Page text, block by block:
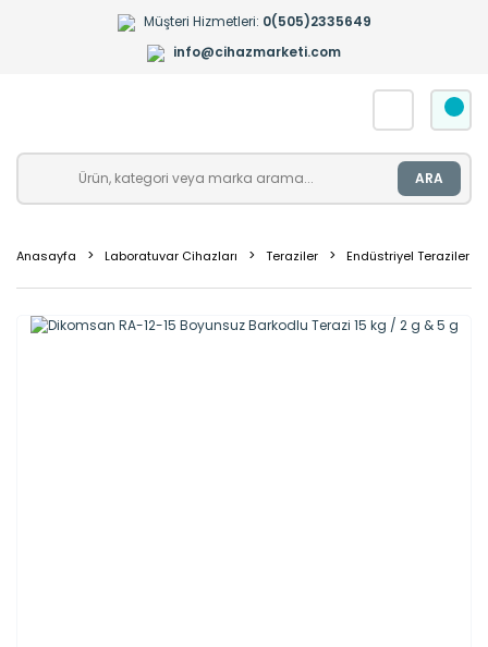
Müşteri Hizmetleri: 0(505)2335649
info@cihazmarketi.com
ARA
Anasayfa Laboratuvar Cihazları Teraziler Endüstriyel Teraziler